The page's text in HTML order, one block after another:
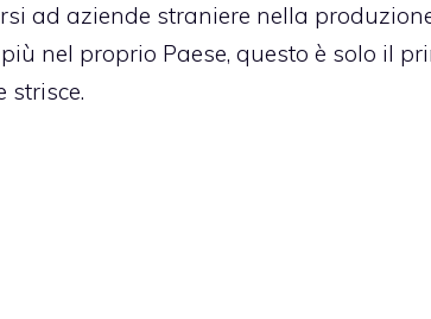
ad aziende straniere nella
nel proprio Paese, questo è solo il
strisce.